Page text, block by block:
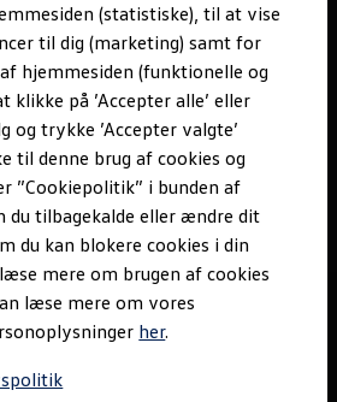
(statistiske), til at vise
til dig (marketing) samt for
hjemmesiden (funktionelle og
klikke på ’Accepter alle’ eller
og trykke ’Accepter valgte’
til denne brug af cookies og
”Cookiepolitik” i bunden af
du tilbagekalde eller ændre dit
du kan blokere cookies i din
mere om brugen af cookies
læse mere om vores
her.
& ID. GTI
i dagligdagen
modeller
Cargo
Rækkevidde
med Clever
med Clever - Erhvervsbiler